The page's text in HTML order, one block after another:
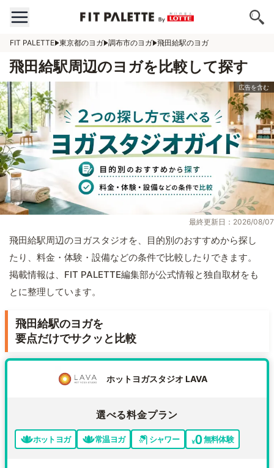
FIT PALETTE 東京都のヨガ 調布市のヨガ 飛田給駅のヨガ
飛田給駅周辺のヨガを比較して探す
最終更新日：2026/08/07
飛田給駅周辺のヨガスタジオを、目的別のおすすめから探し
たり、料金・体験・設備などの条件で比較したりできます。
掲載情報は、FIT PALETTE編集部が公式情報と独自取材をも
とに整理しています。
飛田給駅のヨガを
要点だけでサクッと比較
ホットヨガスタジオ LAVA
選べる料金プラン
ホットヨガ 常温ヨガ シャワー 無料体験